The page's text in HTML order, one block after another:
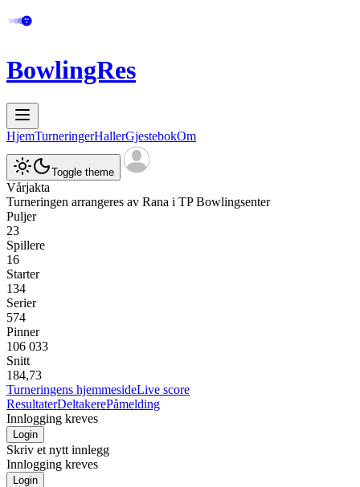
BowlingRes
HjemTurneringerHallerGjestebokOm
Toggle theme
Vårjakta
Turneringen arrangeres av Rana i TP Bowlingsenter
Puljer
23
Spillere
16
Starter
134
Serier
574
Pinner
106 033
Snitt
184,73
Turneringens hjemmesideLive score
ResultaterDeltakerePåmelding
Innlogging kreves
Login
Skriv et nytt innlegg
Innlogging kreves
Login